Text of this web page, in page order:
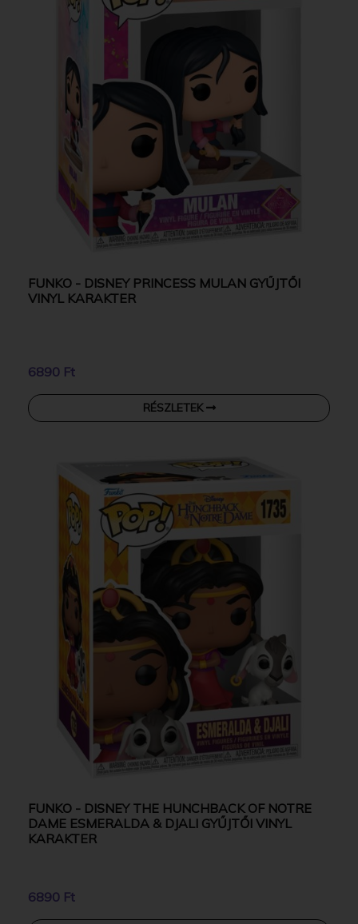
FUNKO - DISNEY PRINCESS MULAN GYŰJTŐI
VINYL KARAKTER
6890 Ft
RÉSZLETEK
FUNKO - DISNEY THE HUNCHBACK OF NOTRE
DAME ESMERALDA & DJALI GYŰJTŐI VINYL
KARAKTER
6890 Ft